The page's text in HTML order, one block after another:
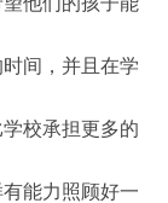
间，并且在学
校承担更多的
能力照顾好一